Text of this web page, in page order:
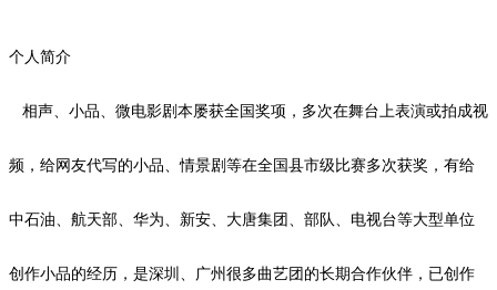
个人简介
相声、小品、微电影剧本屡获全国奖项，多次在舞台上表演或拍成视
频，给网友代写的小品、情景剧等在全国县市级比赛多次获奖，有给
中石油、航天部、华为、新安、大唐集团、部队、电视台等大型单位
创作小品的经历，是深圳、广州很多曲艺团的长期合作伙伴，已创作